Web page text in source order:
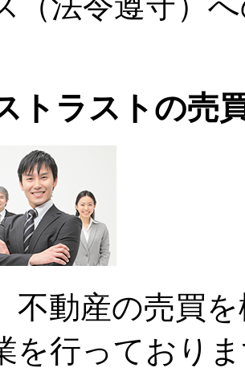
トラストの売
不動産の売買
を行っており